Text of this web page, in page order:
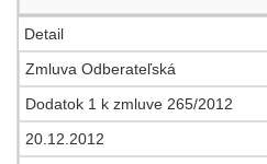
Detail
Zmluva Odberateľská
Dodatok 1 k zmluve 265/2012
20.12.2012